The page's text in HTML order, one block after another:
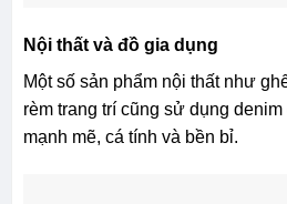
Nội thất và đồ gia dụng
Một số sản phẩm nội thất như
rèm trang trí cũng sử dụng
mạnh mẽ, cá tính và bền bỉ.